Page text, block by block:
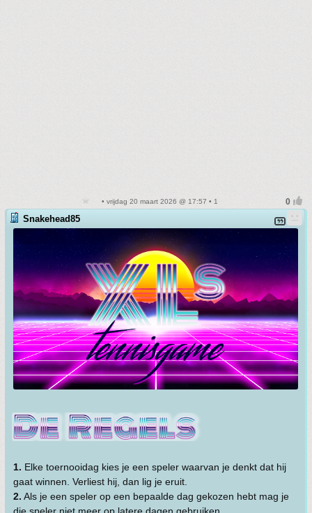
• vrijdag 20 maart 2026 @ 17:57 • 1
Snakehead85
1. Elke toernooidag kies je een speler waarvan je denkt dat hij
gaat winnen. Verliest hij, dan lig je eruit.
2. Als je een speler op een bepaalde dag gekozen hebt mag je